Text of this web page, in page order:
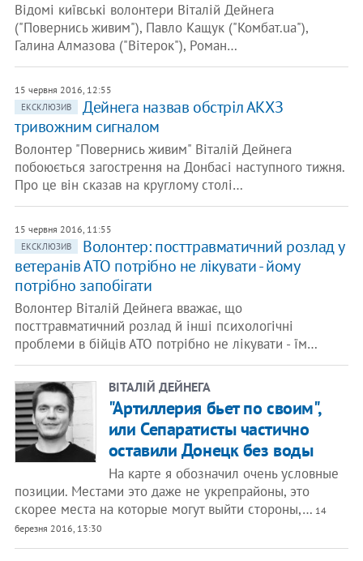
Відомі київські волонтери Віталій Дейнега
("Повернись живим"), Павло Кащук ("Комбат.ua"),
Галина Алмазова ("Вітерок"), Роман…
15 червня 2016, 12:55
ЕКСКЛЮЗИВ
Дейнега назвав обстріл АКХЗ
тривожним сигналом
Волонтер "Повернись живим" Віталій Дейнега
побоюється загострення на Донбасі наступного тижня.
Про це він сказав на круглому столі…
15 червня 2016, 11:55
ЕКСКЛЮЗИВ
Волонтер: посттравматичний розлад у
ветеранів АТО потрібно не лікувати - йому
потрібно запобігати
Волонтер Віталій Дейнега вважає, що
посттравматичний розлад й інші психологічні
проблеми в бійців АТО потрібно не лікувати - їм…
ВІТАЛІЙ ДЕЙНЕГА
"Артиллерия бьет по своим",
или Сепаратисты частично
оставили Донецк без воды
На карте я обозначил очень условные
позиции. Местами это даже не укрепрайоны, это
скорее места на которые могут выйти стороны,… 14
березня 2016, 13:30